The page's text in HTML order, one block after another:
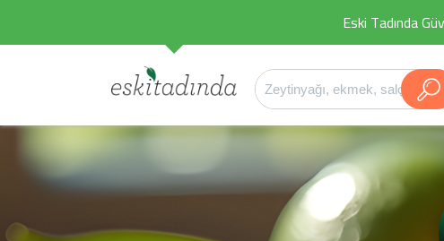
Eski Tadında